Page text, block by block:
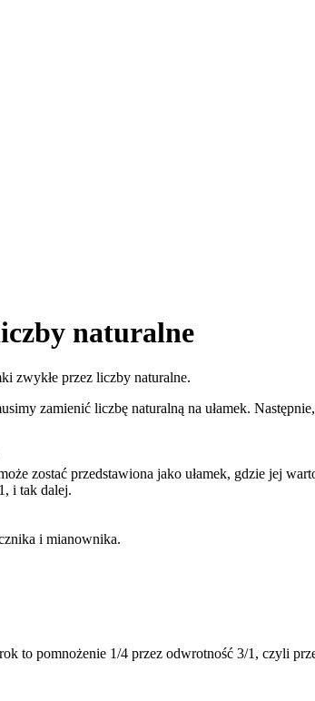
naturalne
zwykłe przez liczby naturalne.
zamienić liczbę naturalną na ułamek.
zostać przedstawiona jako ułamek, gdzie jej
i tak dalej.
i mianownika.
to pomnożenie 1/4 przez odwrotność 3/1, czyli